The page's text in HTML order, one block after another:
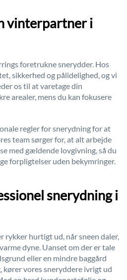
vinterpartner i
foretrukne snerydder. Hos
sikkerhed og pålidelighed, og vi
os til at varetage din
arealer, mens du kan fokusere
regler for snerydning for at
team sørger for, at alt arbejde
med gældende lovgivning, så du
forpligtelser uden bekymringer.
snerydning i
rykker hurtigt ud, når sneen daler,
dyne. Uanset om der er tale
eller en mindre baggård
kører vores sneryddere ivrigt ud